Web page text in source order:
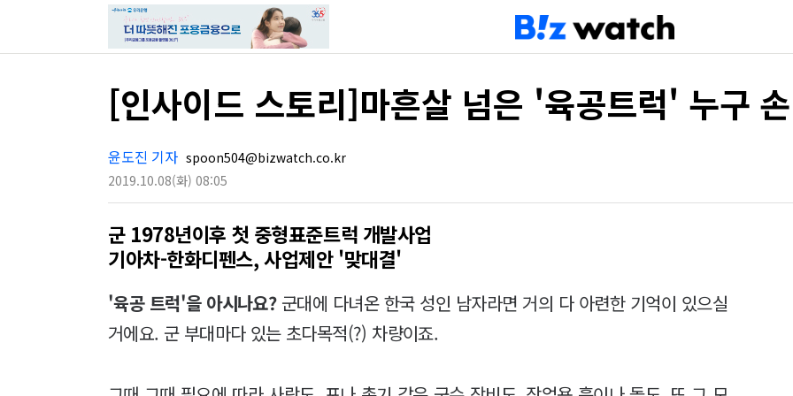
[인사이드 스토리]마흔살 넘은 '육공트럭' 누구
윤도진 기자 spoon504@bizwatch.co.kr
2019.10.08(화) 08:05
군 1978년이후 첫 중형표준트럭 개발사업
기아차-한화디펜스, 사업제안 '맞대결'
'육공 트럭'을 아시나요?군대에 다녀온 한국 성인 남자라면 거의 다 아련한 기억이 있으실
거에요. 군 부대마다 있는 초다목적(?) 차량이죠.